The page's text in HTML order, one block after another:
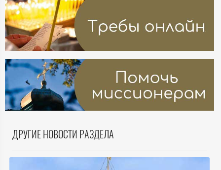
ДРУГИЕ НОВОСТИ РАЗДЕЛА